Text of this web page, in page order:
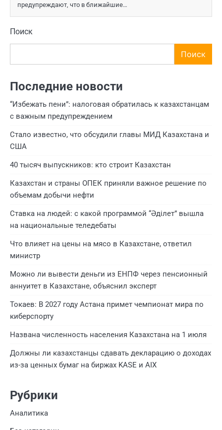
предупреждают, что в ближайшие…
Поиск
Поиск
Последние новости
“Избежать пени”: налоговая обратилась к казахстанцам
с важным предупреждением
Стало известно, что обсудили главы МИД Казахстана и
США
40 тысяч выпускников: кто строит Казахстан
Казахстан и страны ОПЕК приняли важное решение по
объемам добычи нефти
Ставка на людей: с какой программой “Әділет” вышла
на национальные теледебаты
Что влияет на цены на мясо в Казахстане, ответил
министр
Можно ли вывести деньги из ЕНПФ через пенсионный
аннуитет в Казахстане, объяснил эксперт
Токаев: В 2027 году Астана примет чемпионат мира по
киберспорту
Названа численность населения Казахстана на 1 июля
Должны ли казахстанцы сдавать декларацию о доходах
из-за ценных бумаг на биржах KASE и AIX
Рубрики
Аналитика